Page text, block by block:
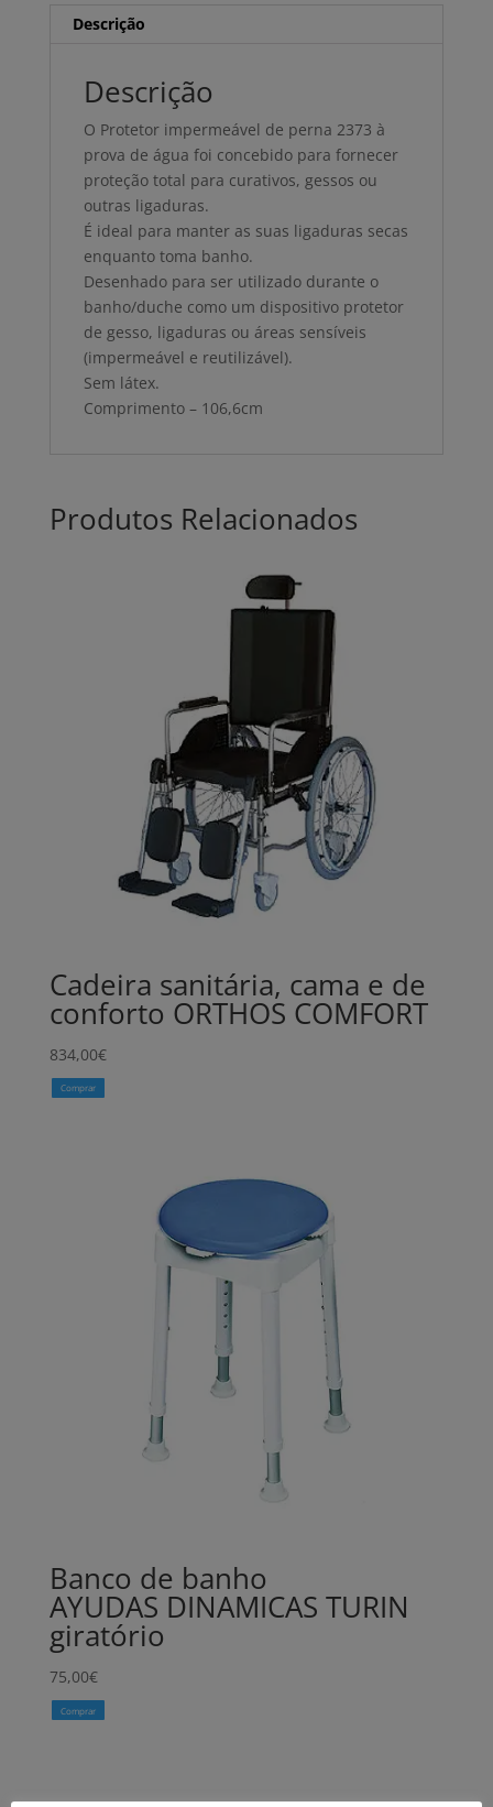
Descrição
Descrição
O Protetor impermeável de perna 2373 à
prova de água foi concebido para fornecer
proteção total para curativos, gessos ou
outras ligaduras.
É ideal para manter as suas ligaduras secas
enquanto toma banho.
Desenhado para ser utilizado durante o
banho/duche como um dispositivo protetor
de gesso, ligaduras ou áreas sensíveis
(impermeável e reutilizável).
Sem látex.
Comprimento – 106,6cm
Produtos Relacionados
Cadeira sanitária, cama e de
conforto ORTHOS COMFORT
834,00€
Comprar
Banco de banho
AYUDAS DINAMICAS TURIN
giratório
75,00€
Comprar